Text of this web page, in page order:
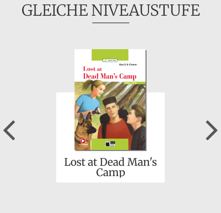
GLEICHE NIVEAUSTUFE
Lost at Dead Man's
Camp
Previous